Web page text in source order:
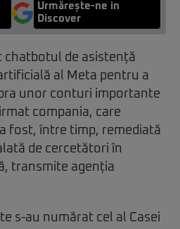
Urmărește-ne in
Discover
chatbotul de asistență
al Meta pentru a
unor conturi importante
compania, care
fost, între timp, remediată
de cercetători în
transmite agenția
s-au numărat cel al Casei